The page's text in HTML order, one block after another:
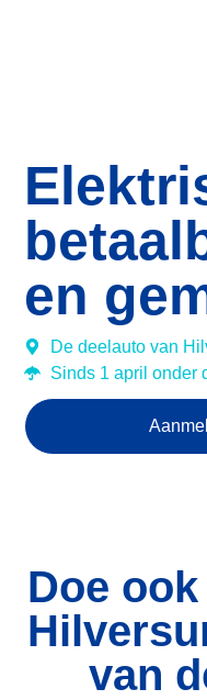
en
De deelauto van
Sinds 1 april onder
Doe
van